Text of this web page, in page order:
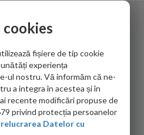
am colaborat in obtinerea
bine, va doresc!
fișiere de tip cookie
experiența
ul nostru. Vă informăm că ne-
a integra în acestea și în
recente modificări propuse de
privind protecția persoanelor
Datelor cu